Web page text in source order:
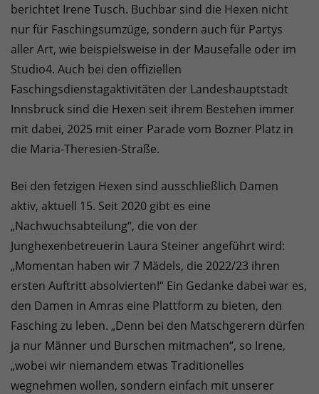
berichtet Irene Tusch. Buchbar sind die Hexen nicht
nur für Faschingsumzüge, sondern auch für Partys
aller Art, wie beispielsweise in der Mausefalle oder im
Studio4. Auch bei den offiziellen
Faschingsdienstagaktivitäten der Landeshauptstadt
Innsbruck sind die Hexen seit ihrem Bestehen immer
mit dabei, 2025 mit einer Parade vom Bozner Platz in
die Maria-Theresien-Straße.
Bei den fetzigen Hexen sind ausschließlich Damen
aktiv, aktuell 15. Seit 2020 gibt es eine
„Nachwuchsabteilung“, die von der
Junghexenbetreuerin Laura Steiner angeführt wird:
„Momentan haben wir 7 Mädels, die 2022/23 ihren
ersten Auftritt absolvierten!“ Ein Gedanke dabei war es,
den Damen in Amras eine Plattform zu bieten, den
Fasching zu leben. „Denn bei den Matschgerern dürfen
ja nur Männer und Burschen mitmachen“, so Irene,
„wobei wir niemandem etwas Traditionelles
wegnehmen wollen, sondern einfach mit unserer